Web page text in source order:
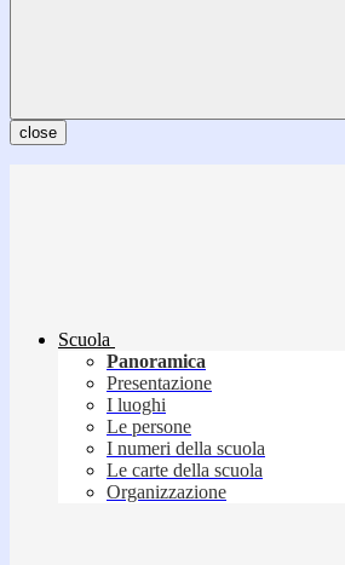
close
Scuola
Panoramica
Presentazione
I luoghi
Le persone
I numeri della scuola
Le carte della scuola
Organizzazione